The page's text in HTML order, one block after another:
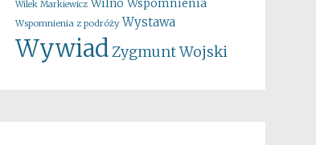
Wilek Markiewicz Wilno Wspomnienia
Wspomnienia z podróży Wystawa
WywiadZygmunt Wojski